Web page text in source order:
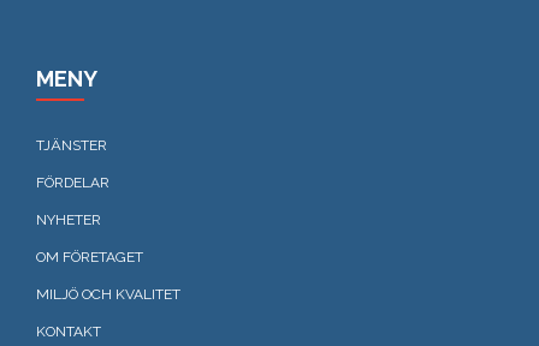
MENY
TJÄNSTER
FÖRDELAR
NYHETER
OM FÖRETAGET
MILJÖ OCH KVALITET
KONTAKT